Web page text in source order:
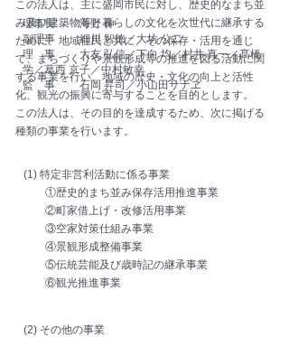
理事長 海野 伸
副理事 細川 智徳／ 大坊 公二
理 事 大友 弘信／下向 均／村井 真一／髙橋
学／葛西 京子／中村敏幸
監 事石岡 昇司／小山田サナヱ
こ の法人は、主に盛岡市民に対し、歴史的なまち並
み及び建築物等と暮らしの文化を次世代に継承する
ために、地域住民と共に、その保存・活用を通じ
て、 まちづくりや景観形成等の推進を図る活動に関
する事業を行い、地域の歴史・文化の向上と活性
化、観光の振興に寄与することを目的とします。
この法人は、その目的を達成するため、次に掲げる
種類の事業を行います。
(1) 特定非営利活動に係る事業
①歴史的まち並み保存活用推進事業
②町家借上げ・改修活用事業
③空家対策仕組み事業
④景観形成整備事業
⑤伝統芸能及び歳時記の継承事業
⑥観光推進事業
(2) その他の事業